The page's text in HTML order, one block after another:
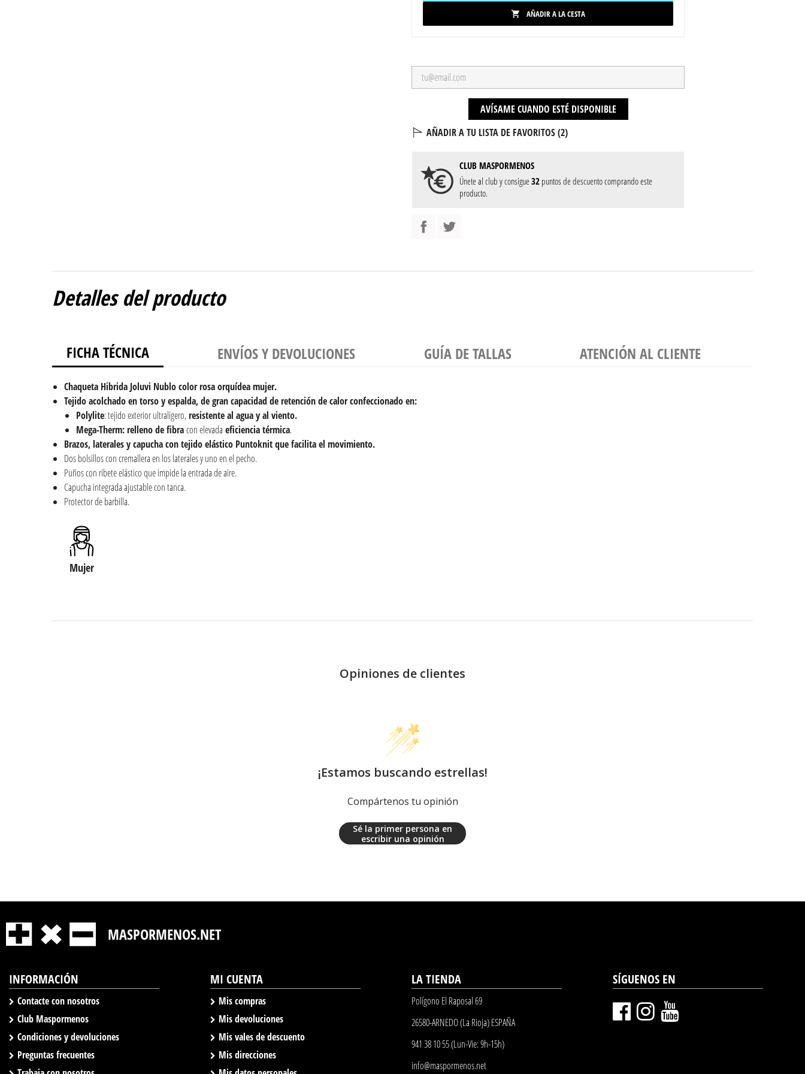
 AÑADIR A LA CESTA
AVÍSAME CUANDO ESTÉ DISPONIBLE
AÑADIR A TU LISTA DE FAVORITOS (2)
CLUB MASPORMENOS
Únete al club y consigue32puntos de descuento comprando este
producto.
Detalles del producto
FICHA TÉCNICA ENVÍOS Y DEVOLUCIONES GUÍA DE TALLAS ATENCIÓN AL CLIENTE
Chaqueta Hibrida Joluvi Nublo color rosa orquídeamujer.
Tejido acolchado en torso y espalda, de gran capacidad de retención de calor confeccionado en:
Polylite: tejido exterior ultraligero,resistente al agua y al viento.
Mega-Therm:relleno de fibracon elevada eficiencia térmica.
Brazos, laterales y capucha con tejido elástico Puntoknit que facilita el movimiento.
Dos bolsillos con cremallera en los laterales y uno en el pecho.
Puños con ribete elástico que impide la entrada de aire.
Capucha integrada ajustable con tanca.
Protector de barbilla.
Mujer
Opiniones de clientes
¡Estamos buscando estrellas!
Compártenos tu opinión
Sé la primer persona en
escribir una opinión
MASPORMENOS.NET
INFORMACIÓN
Contacte con nosotros
Club Maspormenos
Condiciones y devoluciones
Preguntas frecuentes
MI CUENTA
Mis compras
Mis devoluciones
Mis vales de descuento
Mis direcciones
LA TIENDA
Polígono El Raposal 69
26580-ARNEDO (La Rioja) ESPAÑA
941 38 10 55 (Lun-Vie: 9h-15h)
info@maspormenos.net
SÍGUENOS EN